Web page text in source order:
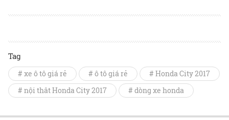
Tag
# xe ô tô giá rẻ # ô tô giá rẻ
# Honda City 2017
# nội thât Honda City 2017
# dòng xe honda